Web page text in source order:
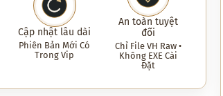
Cập nhật lâu dài
Phiên Bản Mới Có
Trong Vip
An toàn tuyệt
đối
Chỉ File VH Raw •
Không EXE Cài
Đặt